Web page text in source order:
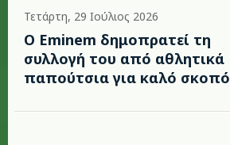
Τετάρτη, 29 Ιούλιος 2026
Ο Eminem δημοπρατεί τη
συλλογή του από αθλητικά
παπούτσια για καλό σκοπό